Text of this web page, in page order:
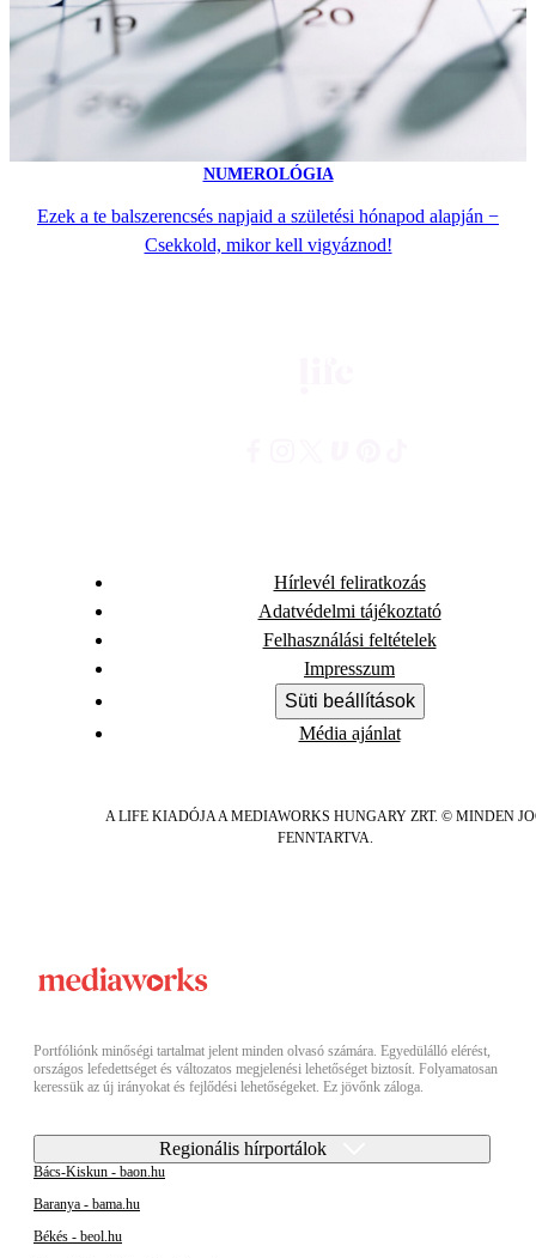
NUMEROLÓGIA
Ezek a te balszerencsés napjaid a születési hónapod alapján −
Csekkold, mikor kell vigyáznod!
Hírlevél feliratkozás
Adatvédelmi tájékoztató
Felhasználási feltételek
Impresszum
Süti beállítások
Média ajánlat
A LIFE KIADÓJA A MEDIAWORKS HUNGARY ZRT. © MINDEN
FENNTARTVA.
Portfóliónk minőségi tartalmat jelent minden olvasó számára. Egyedülálló elérést,
országos lefedettséget és változatos megjelenési lehetőséget biztosít. Folyamatosan
keressük az új irányokat és fejlődési lehetőségeket. Ez jövőnk záloga.
Regionális hírportálok
Bács-Kiskun - baon.hu
Baranya - bama.hu
Békés - beol.hu